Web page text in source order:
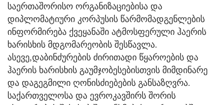
საერთაშორისო ორგანიზაციებისა და
დიპლომატიური კორპუსის წარმომადგენლების
ინფორმირება ქვეყანაში ატმოსფერული ჰაერის
ხარისხის მდგომარეობის შესწავლა.
ასევე,დაბინძურების ძირითადი წყაროების და
ჰაერის ხარისხის გაუმჯობესებისთვის მიმდინარე
და დაგეგმილი ღონისძიებების განსაზღვრა.
საქართველოსა და ევროკავშირს შორის